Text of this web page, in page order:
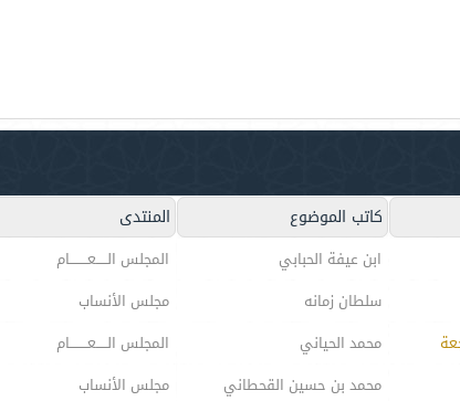
كاتب الموضوع المنتدى
ابن عيفة الحبابي
المجلس الـــــعــــــــام
سلطان زمانه
مجلس الأنساب
محمد الحياني
المجلس الـــــعــــــــام
محمد بن حسين القحطاني مجلس الأنساب